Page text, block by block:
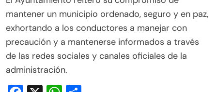
mantener un municipio ordenado, seguro y en paz,
exhortando a los conductores a manejar con
precaución y a mantenerse informados a través
de las redes sociales y canales oficiales de la
administración.